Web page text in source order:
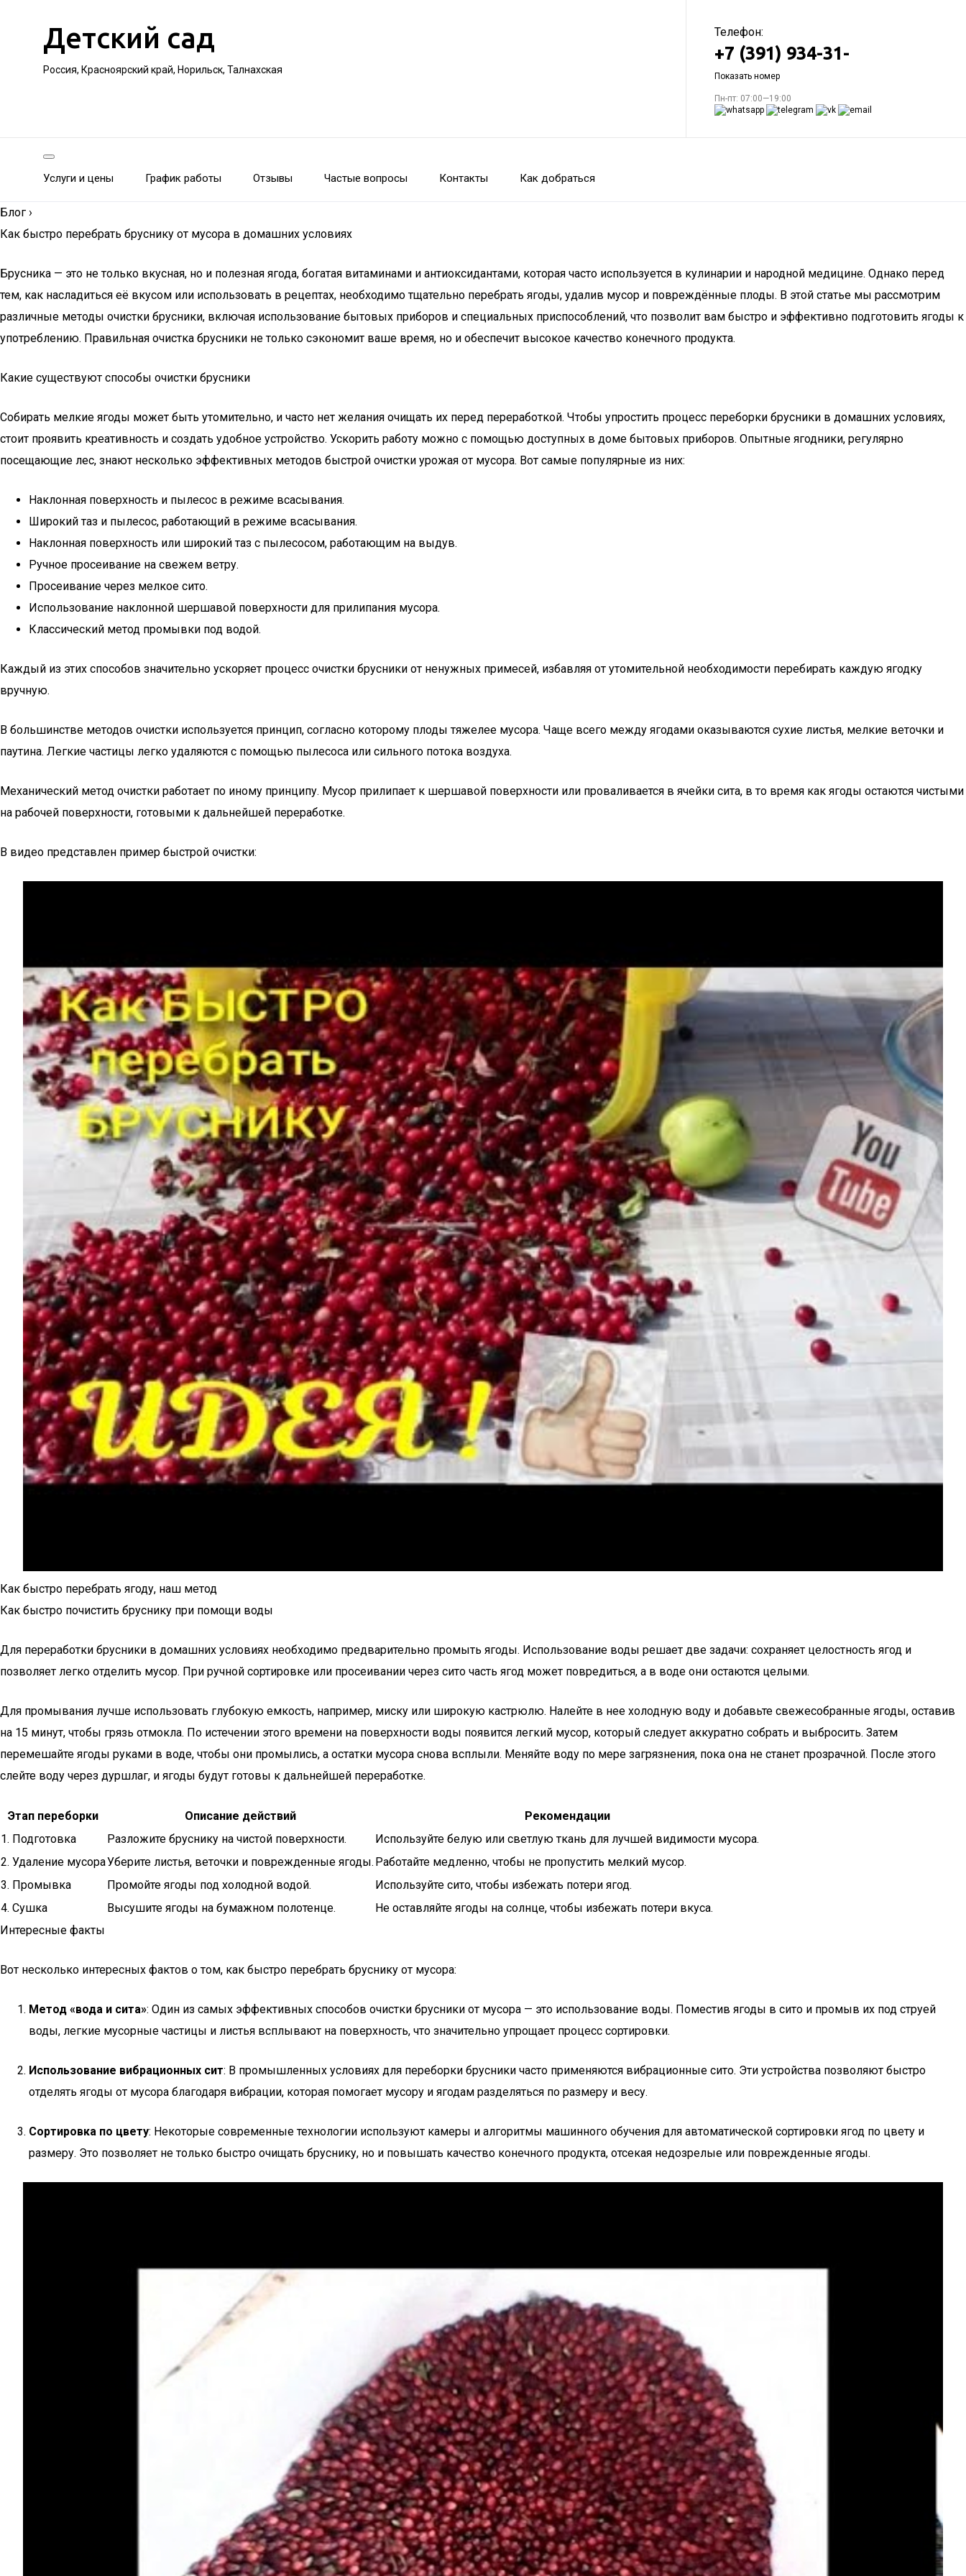
Детский сад
Россия, Красноярский край, Норильск, Талнахская
Телефон:
+7 (391) 934-31-
Показать номер
Пн-пт: 07:00—19:00
Услуги и цены График работы Отзывы Частые вопросы Контакты Как добраться
Блог ›
Как быстро перебрать бруснику от мусора в домашних условиях
Брусника — это не только вкусная, но и полезная ягода, богатая витаминами и антиоксидантами, которая часто используется в кулинарии и народной медицине. Однако перед
тем, как насладиться её вкусом или использовать в рецептах, необходимо тщательно перебрать ягоды, удалив мусор и повреждённые плоды. В этой статье мы рассмотрим
различные методы очистки брусники, включая использование бытовых приборов и специальных приспособлений, что позволит вам быстро и эффективно подготовить ягоды к
употреблению. Правильная очистка брусники не только сэкономит ваше время, но и обеспечит высокое качество конечного продукта.
Какие существуют способы очистки брусники
Собирать мелкие ягоды может быть утомительно, и часто нет желания очищать их перед переработкой. Чтобы упростить процесс переборки брусники в домашних условиях,
стоит проявить креативность и создать удобное устройство. Ускорить работу можно с помощью доступных в доме бытовых приборов. Опытные ягодники, регулярно
посещающие лес, знают несколько эффективных методов быстрой очистки урожая от мусора. Вот самые популярные из них:
Наклонная поверхность и пылесос в режиме всасывания.
Широкий таз и пылесос, работающий в режиме всасывания.
Наклонная поверхность или широкий таз с пылесосом, работающим на выдув.
Ручное просеивание на свежем ветру.
Просеивание через мелкое сито.
Использование наклонной шершавой поверхности для прилипания мусора.
Классический метод промывки под водой.
Каждый из этих способов значительно ускоряет процесс очистки брусники от ненужных примесей, избавляя от утомительной необходимости перебирать каждую ягодку
вручную.
В большинстве методов очистки используется принцип, согласно которому плоды тяжелее мусора. Чаще всего между ягодами оказываются сухие листья, мелкие веточки и
паутина. Легкие частицы легко удаляются с помощью пылесоса или сильного потока воздуха.
Механический метод очистки работает по иному принципу. Мусор прилипает к шершавой поверхности или проваливается в ячейки сита, в то время как ягоды остаются чистыми
на рабочей поверхности, готовыми к дальнейшей переработке.
В видео представлен пример быстрой очистки:
Как быстро перебрать ягоду, наш метод
Как быстро почистить бруснику при помощи воды
Для переработки брусники в домашних условиях необходимо предварительно промыть ягоды. Использование воды решает две задачи: сохраняет целостность ягод и
позволяет легко отделить мусор. При ручной сортировке или просеивании через сито часть ягод может повредиться, а в воде они остаются целыми.
Для промывания лучше использовать глубокую емкость, например, миску или широкую кастрюлю. Налейте в нее холодную воду и добавьте свежесобранные ягоды, оставив
на 15 минут, чтобы грязь отмокла. По истечении этого времени на поверхности воды появится легкий мусор, который следует аккуратно собрать и выбросить. Затем
перемешайте ягоды руками в воде, чтобы они промылись, а остатки мусора снова всплыли. Меняйте воду по мере загрязнения, пока она не станет прозрачной. После этого
слейте воду через дуршлаг, и ягоды будут готовы к дальнейшей переработке.
Этап переборки Описание действий
Рекомендации
1. Подготовка
Разложите бруснику на чистой поверхности.
Используйте белую или светлую ткань для лучшей видимости мусора.
2. Удаление мусораУберите листья, веточки и поврежденные ягоды. Работайте медленно, чтобы не пропустить мелкий мусор.
3. Промывка
Промойте ягоды под холодной водой.
Используйте сито, чтобы избежать потери ягод.
4. Сушка
Высушите ягоды на бумажном полотенце.
Не оставляйте ягоды на солнце, чтобы избежать потери вкуса.
Интересные факты
Вот несколько интересных фактов о том, как быстро перебрать бруснику от мусора:
Метод «вода и сита»: Один из самых эффективных способов очистки брусники от мусора — это использование воды. Поместив ягоды в сито и промыв их под струей
воды, легкие мусорные частицы и листья всплывают на поверхность, что значительно упрощает процесс сортировки.
Использование вибрационных сит: В промышленных условиях для переборки брусники часто применяются вибрационные сито. Эти устройства позволяют быстро
отделять ягоды от мусора благодаря вибрации, которая помогает мусору и ягодам разделяться по размеру и весу.
Сортировка по цвету: Некоторые современные технологии используют камеры и алгоритмы машинного обучения для автоматической сортировки ягод по цвету и
размеру. Это позволяет не только быстро очищать бруснику, но и повышать качество конечного продукта, отсекая недозрелые или поврежденные ягоды.